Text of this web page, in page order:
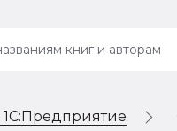
1С:Предприятие